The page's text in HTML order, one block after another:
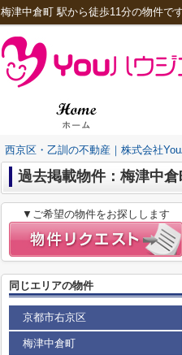
梅津中倉町 駅から徒歩11分の物件で
西京区・乙訓の不動産｜株式会社
過去掲載物件：梅津中倉
▼ご希望の物件をお探しします
同じエリアの物件
京都市右京区
梅津中倉町